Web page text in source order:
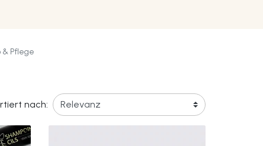
& Pflege
nach: